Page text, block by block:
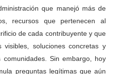
que manejó más de
recursos que pertenecen al
de cada contribuyente y que
soluciones concretas y
Sin embargo, hoy
preguntas legítimas que aún